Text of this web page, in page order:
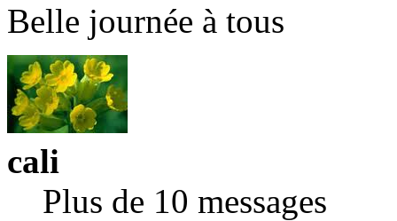
Belle journée à tous
cali
Plus de 10 messages